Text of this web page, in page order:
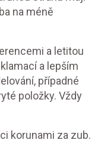
na méně
a letitou
a lepším
případné
položky. Vždy
korunami za zub.